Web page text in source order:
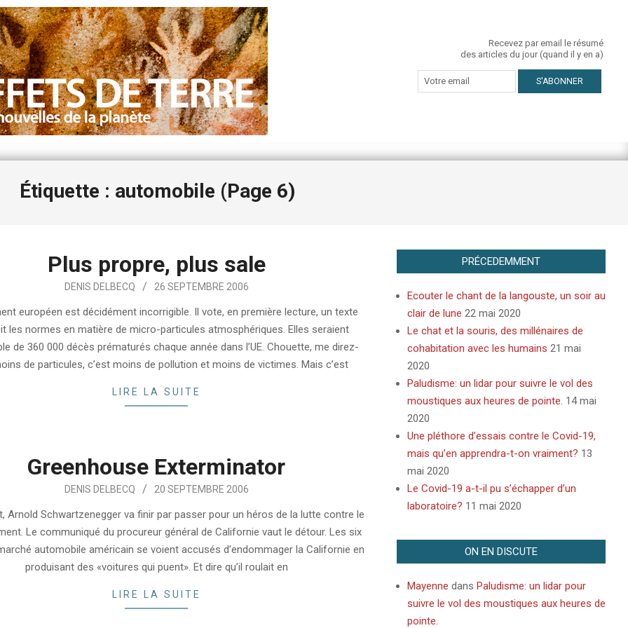
Recevez par email le résumé
des articles du jour (quand il y en a)
Étiquette : automobile (Page 6)
Plus propre, plus sale
DENIS DELBECQ 26 SEPTEMBRE 2006
européen est décidément incorrigible. Il vote, en première lecture, un texte
les normes en matière de micro-particules atmosphériques. Elles seraient
de 360 000 décès prématurés chaque année dans l’UE. Chouette, me direz-
de particules, c’est moins de pollution et moins de victimes. Mais c’est
LIRE LA SUITE
Greenhouse Exterminator
DENIS DELBECQ 20 SEPTEMBRE 2006
Arnold Schwartzenegger va finir par passer pour un héros de la lutte contre le
Le communiqué du procureur général de Californie vaut le détour. Les six
automobile américain se voient accusés d’endommager la Californie en
produisant des «voitures qui puent». Et dire qu’il roulait en
LIRE LA SUITE
PRÉCEDEMMENT
Ecouter le chant de la langouste, un soir au
clair de lune 22 mai 2020
Le chat et la souris, des millénaires de
cohabitation avec les humains 21 mai
2020
Paludisme: un lidar pour suivre le vol des
moustiques aux heures de pointe. 14 mai
2020
Une pléthore d’essais contre le Covid-19,
mais qu’en apprendra-t-on vraiment? 13
mai 2020
Le Covid-19 a-t-il pu s’échapper d’un
laboratoire? 11 mai 2020
ON EN DISCUTE
Mayenne dans Paludisme: un lidar pour
suivre le vol des moustiques aux heures de
pointe.